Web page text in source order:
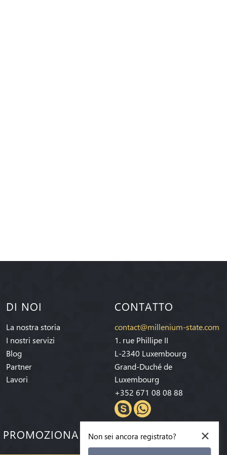
DI NOI
La nostra storia
I nostri servizi
Blog
Partner
Lavori
CONTATTO
contact@millenium-state.com
1. rue Phillipe II
L-2340 Luxembourg
Grand-Duché de
Luxembourg
+352 671 08 08 88
PROMOZIONALI! ×
Non sei ancora registrato?